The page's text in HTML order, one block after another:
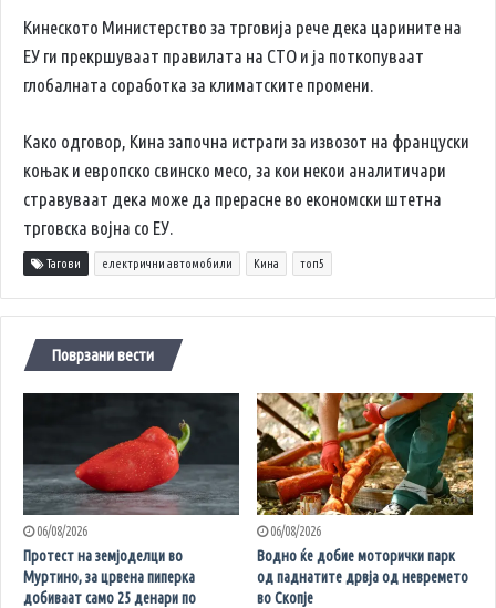
Кинеското Министерство за трговија рече дека царините на
ЕУ ги прекршуваат правилата на СТО и ја поткопуваат
глобалната соработка за климатските промени.
Како одговор, Кина започна истраги за извозот на француски
коњак и европско свинско месо, за кои некои аналитичари
стравуваат дека може да прерасне во економски штетна
трговска војна со ЕУ.
Тагови електрични автомобили Кина топ5
Поврзани вести
06/08/2026
Протест на земјоделци во
Муртино, за црвена пиперка
добиваат само 25 денари по
06/08/2026
Водно ќе добие моторички парк
од паднатите дрвја од невремето
во Скопје